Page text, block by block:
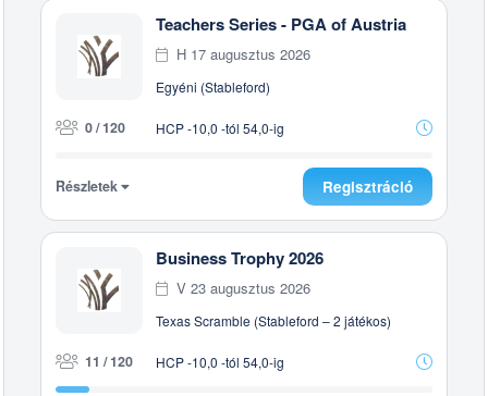
Teachers Series - PGA of Austria
H 17 augusztus 2026
Egyéni (Stableford)
0 / 120 HCP -10,0 -tól 54,0-ig
Részletek Regisztráció
Business Trophy 2026
V 23 augusztus 2026
Texas Scramble (Stableford – 2 játékos)
11 / 120 HCP -10,0 -tól 54,0-ig